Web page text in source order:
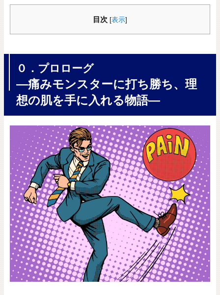
目次 [表示]
０．プロローグ
―痛みモンスターに打ち勝ち、理
想の肌を手に入れる物語―